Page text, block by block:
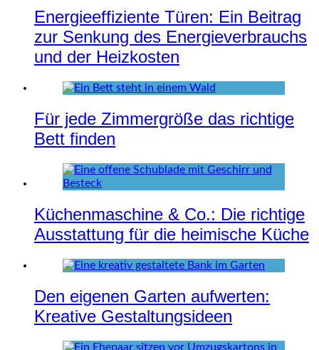
Energieeffiziente Türen: Ein Beitrag
zur Senkung des Energieverbrauchs
und der Heizkosten
Für jede Zimmergröße das richtige
Bett finden
Küchenmaschine & Co.: Die richtige
Ausstattung für die heimische Küche
Den eigenen Garten aufwerten:
Kreative Gestaltungsideen